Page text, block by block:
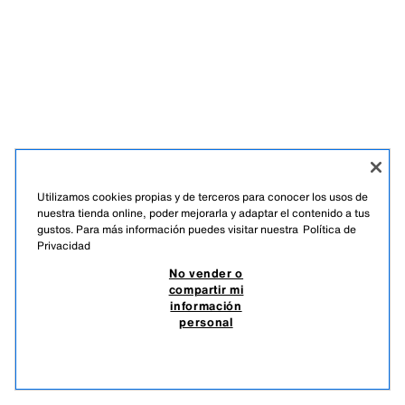
Utilizamos cookies propias y de terceros para conocer los usos de
nuestra tienda online, poder mejorarla y adaptar el contenido a tus
gustos. Para más información puedes visitar nuestra Política de
Privacidad
No vender o
compartir mi
información
personal